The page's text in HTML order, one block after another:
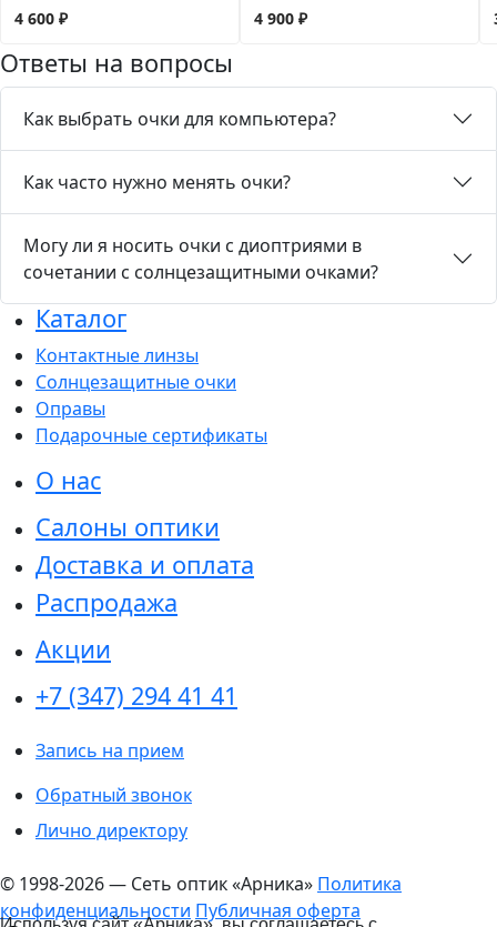
4 600 ₽ 4 900 ₽
Ответы на вопросы
Как выбрать очки для компьютера?
Как часто нужно менять очки?
Могу ли я носить очки с диоптриями в
сочетании с солнцезащитными очками?
Каталог
Контактные линзы
Солнцезащитные очки
Оправы
Подарочные сертификаты
О нас
Салоны оптики
Доставка и оплата
Распродажа
Акции
+7 (347) 294 41 41
Запись на прием
Обратный звонок
Лично директору
© 1998-2026 — Сеть оптик «Арника» Политика
конфиденциальности Публичная оферта